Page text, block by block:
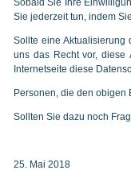
Sobald Sie Ihre
Sie jederzeit tun, indem
Sollte eine Aktualisierung
uns das Recht vor, diese
Internetseite diese
Personen, die den obigen
Sollten Sie dazu noch
25. Mai 2018